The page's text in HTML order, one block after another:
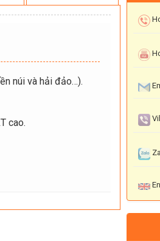
núi và hải đảo…).
cao.